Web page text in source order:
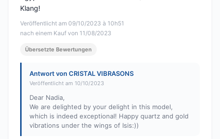
Veröffentlicht am 09/10/2023 à 10h51
nach einem Kauf von 11/08/2023
Klang!
Übersetzte Bewertungen
Antwort von CRISTAL VIBRASONS
Veröffentlicht am 10/10/2023
Dear Nadia,
We are delighted by your delight in this model,
which is indeed exceptional! Happy quartz and gold
vibrations under the wings of Isis:))